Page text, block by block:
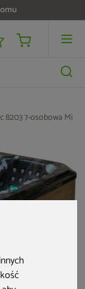
0%
8203 7-osobowa